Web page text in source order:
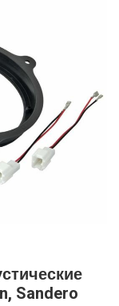
Sandero